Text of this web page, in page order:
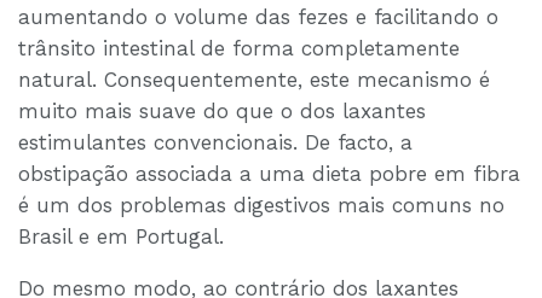
aumentando o volume das fezes e facilitando o
trânsito intestinal de forma completamente
natural. Consequentemente, este mecanismo é
muito mais suave do que o dos laxantes
estimulantes convencionais. De facto, a
obstipação associada a uma dieta pobre em fibra
é um dos problemas digestivos mais comuns no
Brasil e em Portugal.
Do mesmo modo, ao contrário dos laxantes